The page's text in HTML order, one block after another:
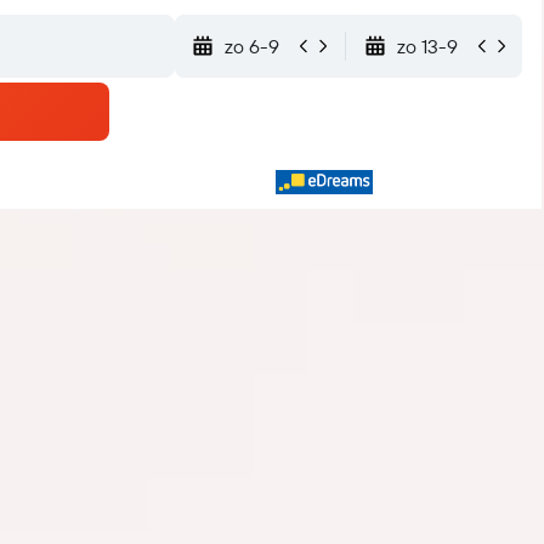
zo 6-9 zo 13-9